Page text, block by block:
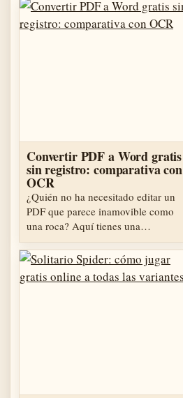
Convertir PDF a Word gratis
sin registro: comparativa con
OCR
¿Quién no ha necesitado editar un
PDF que parece inamovible como
una roca? Aquí tienes una…